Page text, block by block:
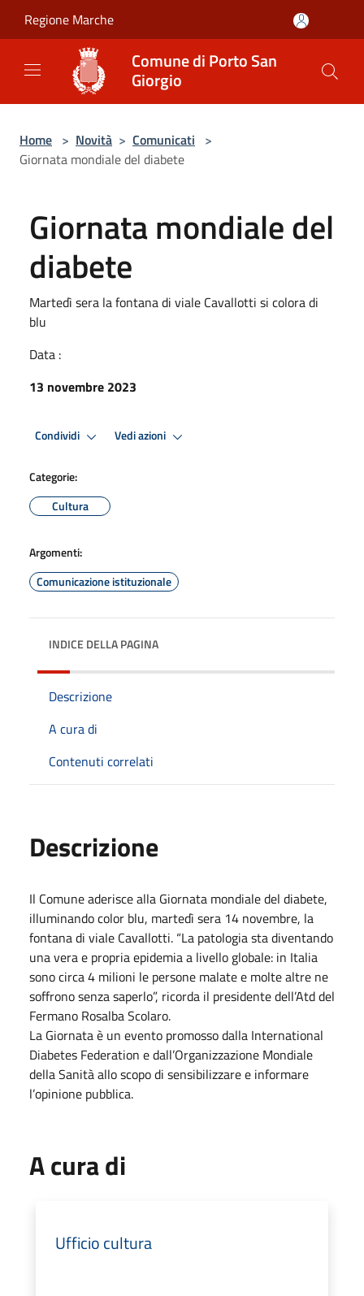
Regione Marche
Comune di Porto San
Giorgio
Home > Novità > Comunicati >
Giornata mondiale del diabete
Giornata mondiale del
diabete
Martedì sera la fontana di viale Cavallotti si colora di
blu
Data :
13 novembre 2023
Condividi Vedi azioni
Categorie:
Cultura
Argomenti:
Comunicazione istituzionale
INDICE DELLA PAGINA
Descrizione
A cura di
Contenuti correlati
Descrizione
Il Comune aderisce alla Giornata mondiale del diabete,
illuminando color blu, martedì sera 14 novembre, la
fontana di viale Cavallotti. “La patologia sta diventando
una vera e propria epidemia a livello globale: in Italia
sono circa 4 milioni le persone malate e molte altre ne
soffrono senza saperlo”, ricorda il presidente dell’Atd del
Fermano Rosalba Scolaro.
La Giornata è un evento promosso dalla International
Diabetes Federation e dall’Organizzazione Mondiale
della Sanità allo scopo di sensibilizzare e informare
l’opinione pubblica.
A cura di
Ufficio cultura